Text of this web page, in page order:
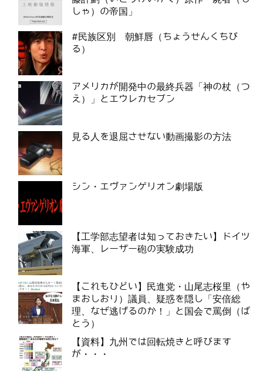
しゃ）の帝国」
#民族区別 朝鮮唇（ちょうせんくちび
る）
アメリカが開発中の最終兵器「神の杖（つ
え）」とエウレカセブン
見る人を退屈させない動画撮影の方法
シン・エヴァンゲリオン劇場版
【工学部志望者は知っておきたい】ドイツ
海軍、レーザー砲の実験成功
【これもひどい】民進党・山尾志桜里（や
まおしおり）議員、疑惑を隠し「安倍総
理、なぜ逃げるのか！」と国会で罵倒（ば
とう）
【資料】九州では回転焼きと呼びます
が・・・